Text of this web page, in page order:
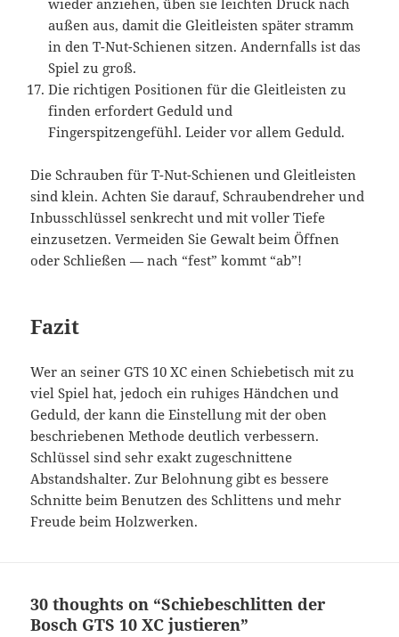
außen aus, damit die Gleitleisten später stramm
in den T-Nut-Schienen sitzen. Andernfalls ist das
Spiel zu groß.
Die richtigen Positionen für die Gleitleisten zu
finden erfordert Geduld und
Fingerspitzengefühl. Leider vor allem Geduld.
Die Schrauben für T-Nut-Schienen und Gleitleisten
sind klein. Achten Sie darauf, Schraubendreher und
Inbusschlüssel senkrecht und mit voller Tiefe
einzusetzen. Vermeiden Sie Gewalt beim Öffnen
oder Schließen — nach “fest” kommt “ab”!
Fazit
Wer an seiner GTS 10 XC einen Schiebetisch mit zu
viel Spiel hat, jedoch ein ruhiges Händchen und
Geduld, der kann die Einstellung mit der oben
beschriebenen Methode deutlich verbessern.
Schlüssel sind sehr exakt zugeschnittene
Abstandshalter. Zur Belohnung gibt es bessere
Schnitte beim Benutzen des Schlittens und mehr
Freude beim Holzwerken.
30 thoughts on “Schiebeschlitten der
Bosch GTS 10 XC justieren”